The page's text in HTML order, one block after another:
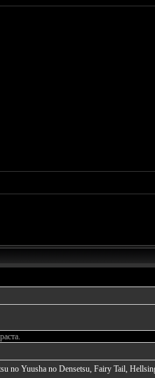
no Yuusha no Densetsu, Fairy Tail,